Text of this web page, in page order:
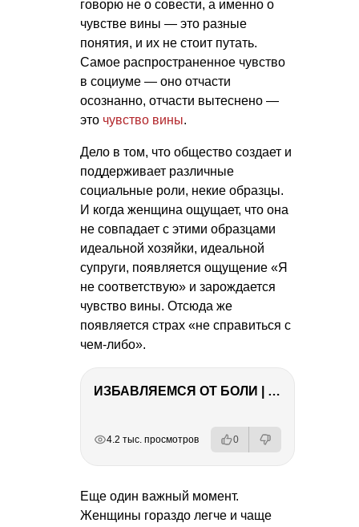
говорю не о совести, а именно о
чувстве вины — это разные
понятия, и их не стоит путать.
Самое распространенное чувство
в социуме — оно отчасти
осознанно, отчасти вытеснено —
это чувство вины.
Дело в том, что общество создает и
поддерживает различные
социальные роли, некие образцы.
И когда женщина ощущает, что она
не совпадает с этими образцами
идеальной хозяйки, идеальной
супруги, появляется ощущение «Я
не соответствую» и зарождается
чувство вины. Отсюда же
появляется страх «не справиться с
чем-либо».
ИЗБАВЛЯЕМСЯ ОТ БОЛИ | Важность режима и питания
4.2 тыс. просмотров 0
Еще один важный момент.
Женщины гораздо легче и чаще